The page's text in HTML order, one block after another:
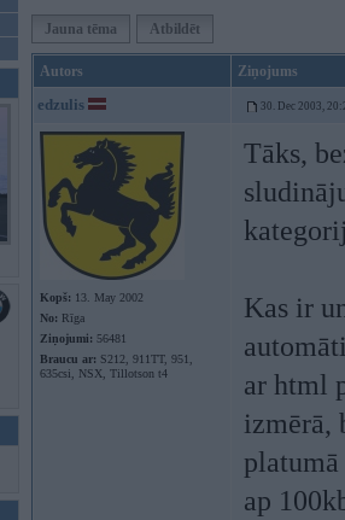
Jauna tēma Atbildēt
Autors Ziņojums
edzulis 30. Dec 2003,
Kopš: 13. May 2002
No: Rīga
Ziņojumi: 56481
Braucu ar: S212, 911TT, 951,
635csi, NSX, Tillotson t4
Tāks,
Kas ir
ar html
izmērā,
ap